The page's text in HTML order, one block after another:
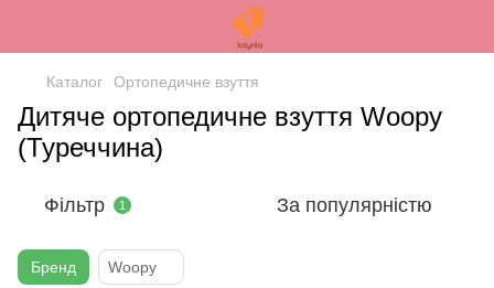
Каталог Ортопедичне взуття
Дитяче ортопедичне взуття Woopy
(Туреччина)
Фільтр 1 За популярністю
Бренд Woopy